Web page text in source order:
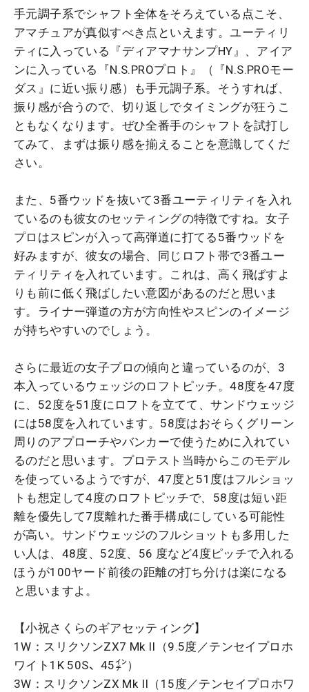
手元調子系でシャフト全体をそろえている点こそ、
アマチュアが真似すべき点といえます。ユーティリ
ティに入っている『ディアマナサンプHY』、アイア
ンに入っている『N.S.PROプロト』（『N.S.PROモー
ダス』に近い振り感）も手元調子系。そうすれば、
振り感が合うので、切り返しでタイミングが狂うこ
ともなくなります。ぜひ全番手のシャフトを試打し
てみて、まずは振り感を揃えることを意識してくだ
さい。
また、5番ウッドを抜いて3番ユーティリティを入れ
ているのも彼女のセッティングの特徴ですね。女子
プロはスピンが入って高弾道に打てる5番ウッドを
好みますが、彼女の場合、同じロフト帯で3番ユー
ティリティを入れています。これは、高く飛ばすよ
りも前に低く飛ばしたい意図があるのだと思いま
す。ライナー弾道の方が方向性やスピンのイメージ
が持ちやすいのでしょう。
さらに最近の女子プロの傾向と違っているのが、3
本入っているウェッジのロフトピッチ。48度を47度
に、52度を51度にロフトを立てて、サンドウェッジ
には58度を入れています。58度はおそらくグリーン
周りのアプローチやバンカーで使うために入れてい
るのだと思います。プロテスト当時からこのモデル
を使っているようですが、47度と51度はフルショッ
トも想定して4度のロフトピッチで、58度は短い距
離を優先して7度離れた番手構成にしている可能性
が高い。サンドウェッジのフルショットも多用した
い人は、48度、52度、56 度など4度ピッチで入れる
ほうが100ヤード前後の距離の打ち分けは楽になる
と思いますよ。
【小祝さくらのギアセッティング】
1W：スリクソンZX7 Mk II（9.5度／テンセイプロホ
ワイト1K 50S、45㌅）
3W：スリクソンZX Mk II（15度／テンセイプロホワ